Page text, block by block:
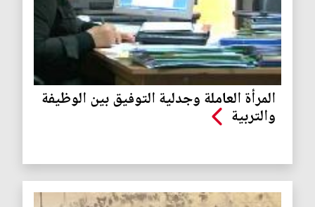
المرأة العاملة وجدلية التوفيق بين الوظيفة
والتربية